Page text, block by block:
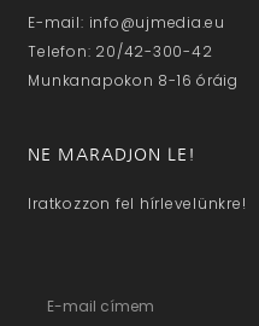
E-mail: info@ujmedia.eu
Telefon: 20/42-300-42
Munkanapokon 8-16 óráig
NE MARADJON LE!
Iratkozzon fel hírlevelünkre!